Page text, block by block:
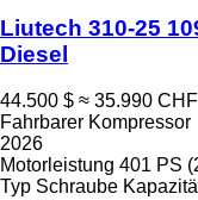
Liutech 310-25
Diesel
44.500 $ ≈ 35.990 CHF
Fahrbarer Kompressor
2026
Motorleistung 401 PS
Typ Schraube